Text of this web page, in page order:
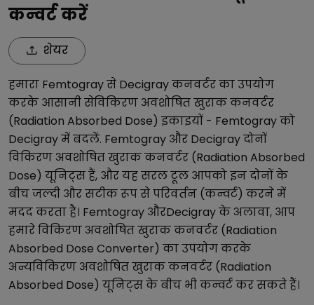
कन्वर्ट करें
शेयर
हमारा Femtograyसे Decigrayकनवर्टर का उपयोग
करके आसानी सेविकिरण अवशोषित खुराक कनवर्टर
(Radiation Absorbed Dose) इकाइयों - Femtograyको
Decigrayमें बदलें. Femtogray और Decigrayदोनों
विकिरण अवशोषित खुराक कनवर्टर (Radiation Absorbed
Dose) यूनिट्स हैं, और यह सरल टूल आपको इन दोनों के
बीच जल्दी और सटीक रूप से परिवर्तन (कन्वर्ट) करने में
मदद करता है। Femtogray औरDecigrayके अलावा, आप
हमारेविकिरण अवशोषित खुराक कनवर्टर (Radiation
Absorbed Dose Converter) का उपयोग करके
अन्यविकिरण अवशोषित खुराक कनवर्टर (Radiation
Absorbed Dose) यूनिट्स के बीच भी कन्वर्ट कर सकते हैं।